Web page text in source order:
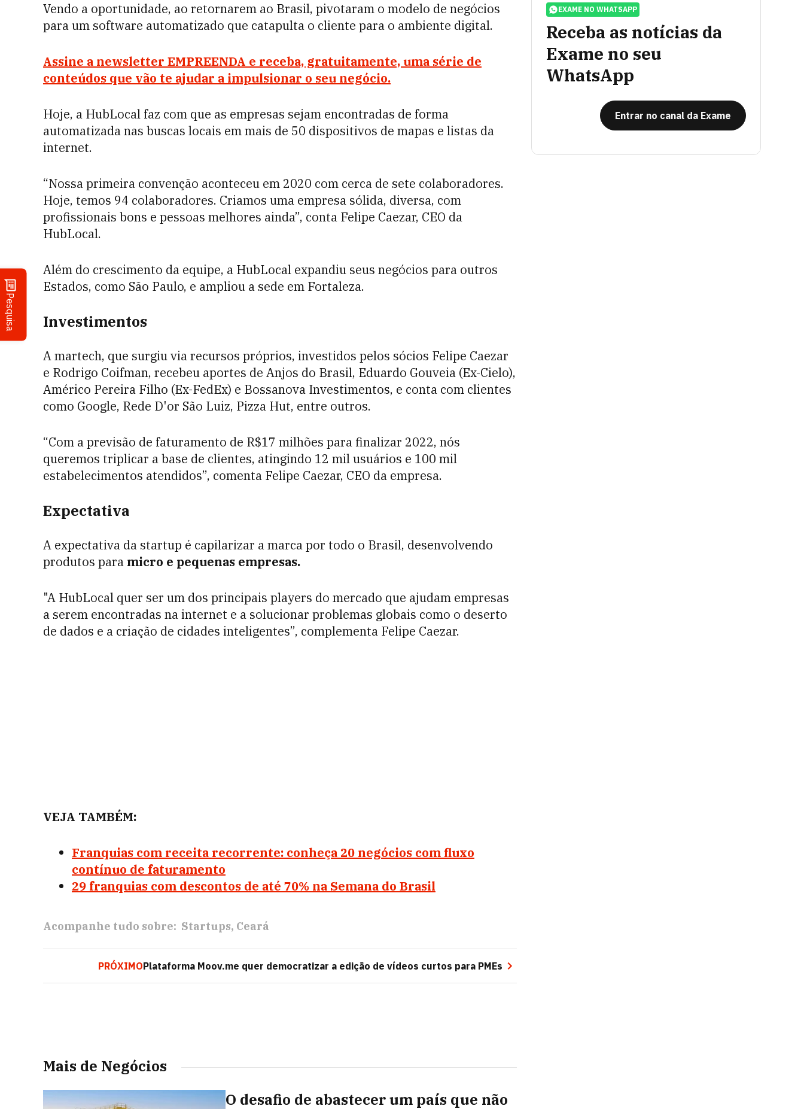
Pesquisa
Vendo a oportunidade, ao retornarem ao Brasil, pivotaram o modelo de negócios
para um software automatizado que catapulta o cliente para o ambiente digital.
Assine a newsletter EMPREENDA e receba, gratuitamente, uma série de
conteúdos que vão te ajudar a impulsionar o seu negócio.
Hoje, a HubLocal faz com que as empresas sejam encontradas de forma
automatizada nas buscas locais em mais de 50 dispositivos de mapas e listas da
internet.
“Nossa primeira convenção aconteceu em 2020 com cerca de sete colaboradores.
Hoje, temos 94 colaboradores. Criamos uma empresa sólida, diversa, com
profissionais bons e pessoas melhores ainda”, conta Felipe Caezar, CEO da
HubLocal.
Além do crescimento da equipe, a HubLocal expandiu seus negócios para outros
Estados, como São Paulo, e ampliou a sede em Fortaleza.
Investimentos
A martech, que surgiu via recursos próprios, investidos pelos sócios Felipe Caezar
e Rodrigo Coifman, recebeu aportes de Anjos do Brasil, Eduardo Gouveia (Ex-Cielo),
Américo Pereira Filho (Ex-FedEx) e Bossanova Investimentos, e conta com clientes
como Google, Rede D'or São Luiz, Pizza Hut, entre outros.
“Com a previsão de faturamento de R$17 milhões para finalizar 2022, nós
queremos triplicar a base de clientes, atingindo 12 mil usuários e 100 mil
estabelecimentos atendidos”, comenta Felipe Caezar, CEO da empresa.
Expectativa
A expectativa da startup é capilarizar a marca por todo o Brasil, desenvolvendo
produtos para micro e pequenas empresas.
"A HubLocal quer ser um dos principais players do mercado que ajudam empresas
a serem encontradas na internet e a solucionar problemas globais como o deserto
de dados e a criação de cidades inteligentes”, complementa Felipe Caezar.
VEJA TAMBÉM:
Franquias com receita recorrente: conheça 20 negócios com fluxo
contínuo de faturamento
29 franquias com descontos de até 70% na Semana do Brasil
Acompanhe tudo sobre: Startups Ceará
PRÓXIMOPlataforma Moov.me quer democratizar a edição de vídeos curtos para PMEs
Mais de Negócios
O desafio de abastecer um país que não
EXAME NO WHATSAPP
Receba as notícias da
Exame no seu
WhatsApp
Entrar no canal da Exame